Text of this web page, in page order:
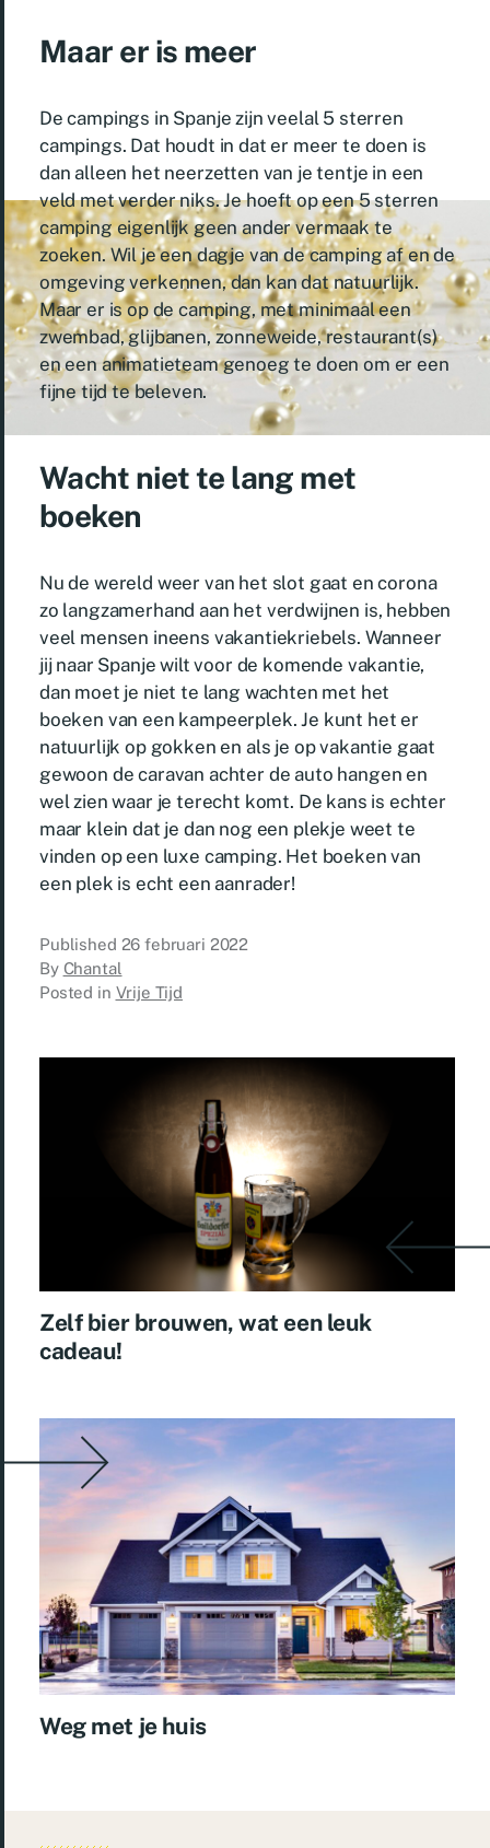
Maar er is meer
De campings in Spanje zijn veelal 5 sterren
campings. Dat houdt in dat er meer te doen is
dan alleen het neerzetten van je tentje in een
veld met verder niks. Je hoeft op een 5 sterren
camping eigenlijk geen ander vermaak te
zoeken. Wil je een dagje van de camping af en de
omgeving verkennen, dan kan dat natuurlijk.
Maar er is op de camping, met minimaal een
zwembad, glijbanen, zonneweide, restaurant(s)
en een animatieteam genoeg te doen om er een
fijne tijd te beleven.
Wacht niet te lang met
boeken
Nu de wereld weer van het slot gaat en corona
zo langzamerhand aan het verdwijnen is, hebben
veel mensen ineens vakantiekriebels. Wanneer
jij naar Spanje wilt voor de komende vakantie,
dan moet je niet te lang wachten met het
boeken van een kampeerplek. Je kunt het er
natuurlijk op gokken en als je op vakantie gaat
gewoon de caravan achter de auto hangen en
wel zien waar je terecht komt. De kans is echter
maar klein dat je dan nog een plekje weet te
vinden op een luxe camping. Het boeken van
een plek is echt een aanrader!
Published 26 februari 2022
By Chantal
Posted in Vrije Tijd
Zelf bier brouwen, wat een leuk
cadeau!
Weg met je huis